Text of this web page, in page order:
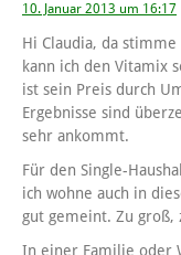
10. Januar 2013 um 16:17
Hi Claudia, da
kann ich den Vitamix
ist sein Preis durch
Ergebnisse sind
sehr ankommt.
Für den Single-
ich wohne auch in
gut gemeint. Zu groß,
In einer Familie oder